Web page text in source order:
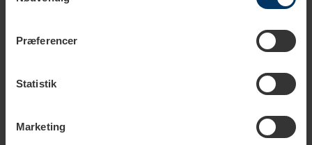
Præferencer
Statistik
Marketing